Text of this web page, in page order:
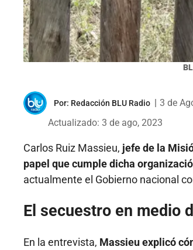
Por: Redacción BLU Radio
3 de
Actualizado: 3 de ago, 2023
Carlos Ruiz Massieu, jefe de la
papel que cumple dicha
actualmente el Gobierno nacional
El secuestro en medio
En la entrevista, Massieu explicó